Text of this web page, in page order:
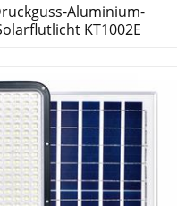
Aluminium-
KT1002E